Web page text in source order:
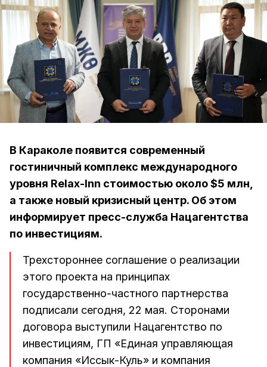
В Караколе появится современный
гостиничный комплекс международного
уровня Relax-Inn стоимостью около $5 млн,
а также новый кризисный центр. Об этом
информирует пресс-служба Нацагентства
по инвестициям.
Трехстороннее соглашение о реализации
этого проекта на принципах
государственно-частного партнерства
подписали сегодня, 22 мая. Сторонами
договора выступили Нацагентство по
инвестициям, ГП «Единая управляющая
компания «Иссык-Куль» и компания